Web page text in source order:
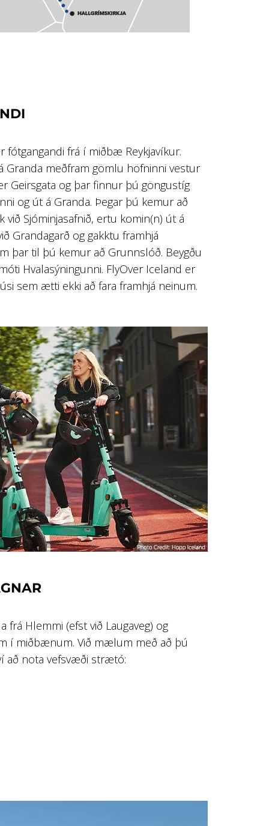
fótgangandi frá í miðbæ Reykjavíkur.
Granda meðfram gömlu höfninni vestur
Geirsgata og þar finnur þú göngustíg
og út á Granda. Þegar þú kemur að
við Sjóminjasafnið, ertu komin(n) út á
Grandagarð og gakktu framhjá
þar til þú kemur að Grunnslóð. Beygðu
Hvalasýningunni. FlyOver Iceland er
sem ætti ekki að fara framhjá neinum.
frá Hlemmi (efst við Laugaveg) og
í miðbænum. Við mælum með að þú
að nota vefsvæði strætó: